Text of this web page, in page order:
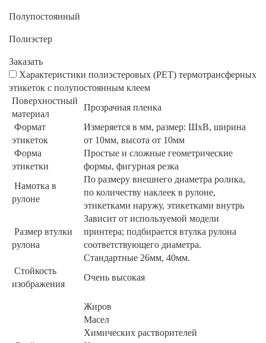
Полупостоянный
Полиэстер
Заказать
Характеристики полиэстеровых (РЕТ) термотрансферных
этикеток с полупостоянным клеем
Поверхностный
материал
Прозрачная пленка
Формат
этикеток
Измеряется в мм, размер: ШхВ, ширина
от 10мм, высота от 10мм
Форма
этикетки
Простые и сложные геометрические
формы, фигурная резка
Намотка в
рулоне
По размеру внешнего диаметра ролика,
по количеству наклеек в рулоне,
этикетками наружу, этикетками внутрь
Размер втулки
рулона
Зависит от используемой модели
принтера; подбирается втулка рулона
соответствующего диаметра.
Стандартные 26мм, 40мм.
Стойкость
изображения
Очень высокая
Жиров
Масел
Химических растворителей